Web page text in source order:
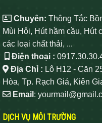
Chuyên: Thông Tắc
Mùi Hôi, Hút hầm cầu, Hút
các loại chất thải, ...
Điện thoại :
Địa Chỉ : Lô H12 - Căn
Hòa, Tp. Rạch Giá, Kiên
Email :
DỊCH VỤ MÔI TRƯỜNG